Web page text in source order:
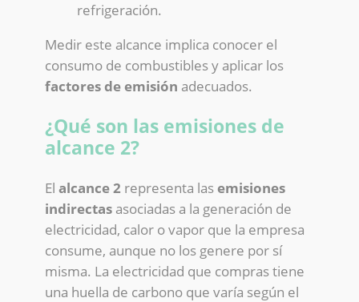
refrigeración.
Medir este alcance implica conocer el
consumo de combustibles y aplicar los
factores de emisión adecuados.
¿Qué son las emisiones de
alcance 2?
El alcance 2 representa lasemisiones
indirectasasociadas a la generación de
electricidad, calor o vapor que la empresa
consume, aunque no los genere por sí
misma. La electricidad que compras tiene
una huella de carbono que varía según el